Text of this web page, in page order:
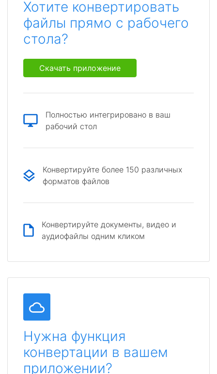
Хотите конвертировать
файлы прямо с рабочего
стола?
Скачать приложение
Полностью интегрировано в ваш
рабочий стол
Конвертируйте более 150 различных
форматов файлов
Конвертируйте документы, видео и
аудиофайлы одним кликом
Нужна функция
конвертации в вашем
приложении?